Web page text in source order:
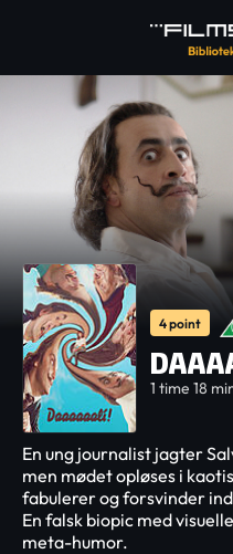
4 point
1 time 18
En ung journalist jagter
men mødet opløses i
fabulerer og forsvinder
En falsk biopic med
meta-humor.